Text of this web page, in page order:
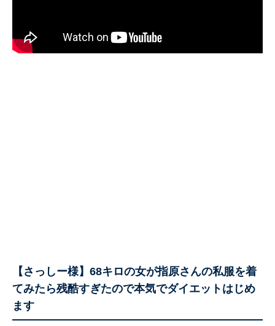
【さっしー様】68キロの女が指原さんの私服を着
てみたら残酷すぎたので本気でダイエットはじめ
ます